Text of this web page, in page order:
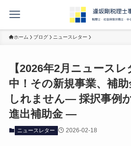
ホーム ブログ ニュースレター
【2026年2月ニュース
中！その新規事業、補
しれません― 採択事例
進出補助金 ―
ニュースレター 2026-02-18